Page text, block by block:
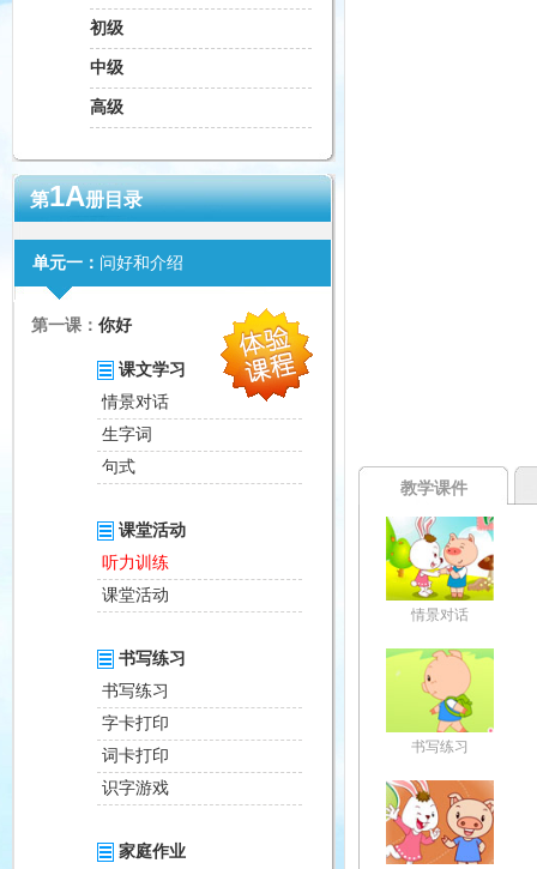
初级
中级
高级
第1A册目录
单元一： 问好和介绍
第一课： 你好
课文学习
情景对话
生字词
句式
课堂活动
听力训练
课堂活动
书写练习
书写练习
字卡打印
词卡打印
识字游戏
家庭作业
教学课件
情景对话
书写练习